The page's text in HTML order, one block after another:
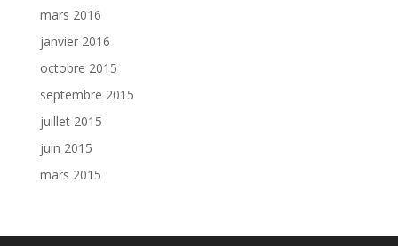
mars 2016
janvier 2016
octobre 2015
septembre 2015
juillet 2015
juin 2015
mars 2015